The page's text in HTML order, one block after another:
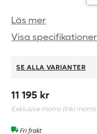
Läs mer
Visa specifikationer
SE ALLA VARIANTER
11 195 kr
Exklusive moms (Inkl moms
Fri frakt